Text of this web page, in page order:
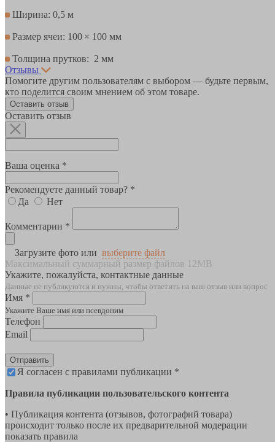
Ширина: 0,5 м
Размер ячеи: 100 × 100 мм
Толщина прутков: 2 мм
Отзывы
Помогите другим пользователям с выбором — будьте первым,
кто поделится своим мнением об этом товаре.
Оставить отзыв
Оставить отзыв
Ваша оценка *
Рекомендуете данный товар? *
Да
Нет
Комментарии *
Загрузите фото или выберите файл
Максимальный суммарный размер файлов 12MB
Укажите, пожалуйста, контактные данные
Данные не публикуются и нужны, чтобы ответить на ваш отзыв или вопрос
Имя *
Укажите Ваше имя или псевдоним
Телефон
Email
Отправить
Я согласен с правилами публикации *
Правила публикации пользовательского контента
• Публикация контента (отзывов, фотографий товара)
происходит только после их предварительной модерации
показать правила